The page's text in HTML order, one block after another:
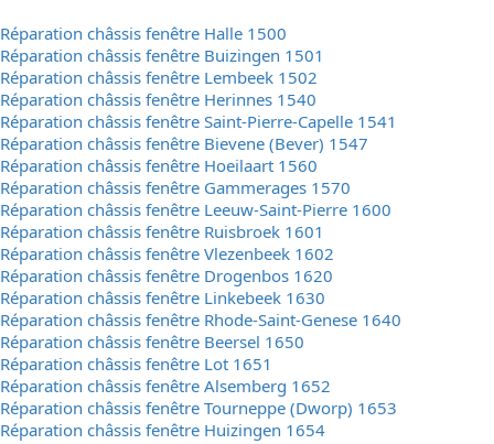
Réparation châssis fenêtre Halle 1500
Réparation châssis fenêtre Buizingen 1501
Réparation châssis fenêtre Lembeek 1502
Réparation châssis fenêtre Herinnes 1540
Réparation châssis fenêtre Saint-Pierre-Capelle 1541
Réparation châssis fenêtre Bievene (Bever) 1547
Réparation châssis fenêtre Hoeilaart 1560
Réparation châssis fenêtre Gammerages 1570
Réparation châssis fenêtre Leeuw-Saint-Pierre 1600
Réparation châssis fenêtre Ruisbroek 1601
Réparation châssis fenêtre Vlezenbeek 1602
Réparation châssis fenêtre Drogenbos 1620
Réparation châssis fenêtre Linkebeek 1630
Réparation châssis fenêtre Rhode-Saint-Genese 1640
Réparation châssis fenêtre Beersel 1650
Réparation châssis fenêtre Lot 1651
Réparation châssis fenêtre Alsemberg 1652
Réparation châssis fenêtre Tourneppe (Dworp) 1653
Réparation châssis fenêtre Huizingen 1654